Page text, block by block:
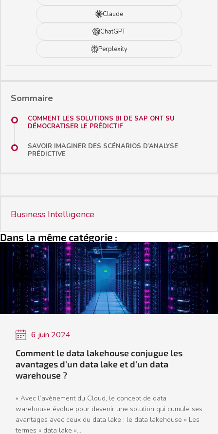
Claude
ChatGPT
Perplexity
Sommaire
COMMENT LES SOLUTIONS BI DE SAP ONT SU
DÉMOCRATISER LE PRÉDICTIF
SAVOIR IMAGINER DES SCÉNARIOS D’ANALYSE
PRÉDICTIVE
Business Intelligence
Dans la même catégorie :
6 juin 2024
Comment le data lakehouse conjugue les
avantages d’un data lake et d’un data
warehouse ?
« Avec l’avènement du Cloud, le concept de data
warehouse évolue pour devenir une solution qui cumule ses
avantages avec ceux du data lake : le data lakehouse » Les
termes « data lake »...